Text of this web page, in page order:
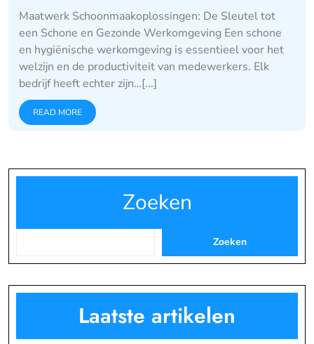
Maatwerk Schoonmaakoplossingen: De Sleutel tot
een Schone en Gezonde Werkomgeving Een schone
en hygiënische werkomgeving is essentieel voor het
welzijn en de productiviteit van medewerkers. Elk
bedrijf heeft echter zijn…[...]
READ MORE
Zoeken
Zoeken
Laatste artikelen